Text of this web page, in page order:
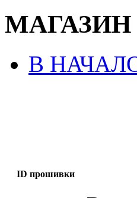
МАГАЗИН
В
ID прошивки